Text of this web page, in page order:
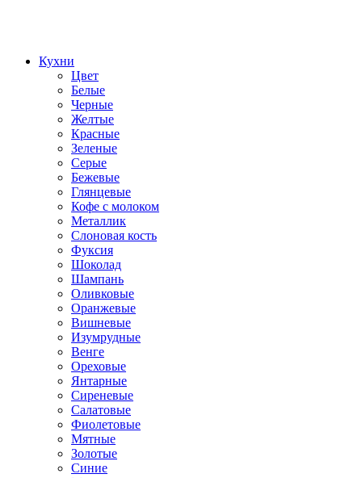
Кухни
Цвет
Белые
Черные
Желтые
Красные
Зеленые
Серые
Бежевые
Глянцевые
Кофе с молоком
Металлик
Слоновая кость
Фуксия
Шоколад
Шампань
Оливковые
Оранжевые
Вишневые
Изумрудные
Венге
Ореховые
Янтарные
Сиреневые
Салатовые
Фиолетовые
Мятные
Золотые
Синие